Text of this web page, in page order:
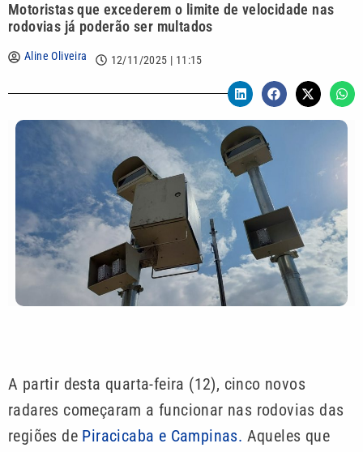
Motoristas que excederem o limite de velocidade nas
rodovias já poderão ser multados
Aline Oliveira 12/11/2025 | 11:15
A partir desta quarta-feira (12), cinco novos
radares começaram a funcionar nas rodovias das
regiões de Piracicaba e Campinas. Aqueles que